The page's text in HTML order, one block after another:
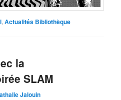
,Actualités Bibliothèque
la
SLAM
Jalouin